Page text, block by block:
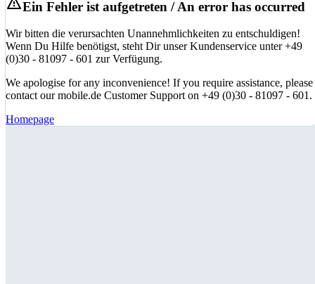
Ein Fehler ist aufgetreten / An error has occurred
Wir bitten die verursachten Unannehmlichkeiten zu entschuldigen!
Wenn Du Hilfe benötigst, steht Dir unser Kundenservice unter +49
(0)30 - 81097 - 601 zur Verfügung.
We apologise for any inconvenience! If you require assistance, please
contact our mobile.de Customer Support on +49 (0)30 - 81097 - 601.
Homepage